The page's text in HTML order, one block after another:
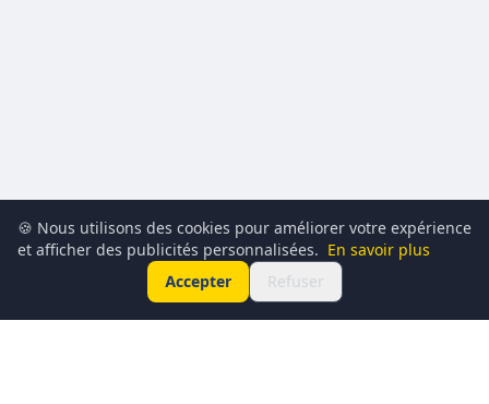
🍪 Nous utilisons des cookies pour améliorer votre expérience
et afficher des publicités personnalisées. En savoir plus
Accepter
Refuser